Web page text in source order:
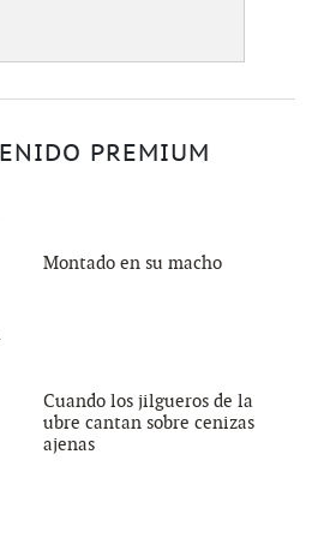
PREMIUM
Montado en su macho
Cuando los jilgueros de la
ubre cantan sobre cenizas
ajenas